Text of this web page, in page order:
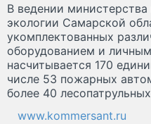
В ведении
экологии Самарской
укомплектованных
оборудованием и
насчитывается 170
числе 53 пожарных
более 40
www.kommersant.ru